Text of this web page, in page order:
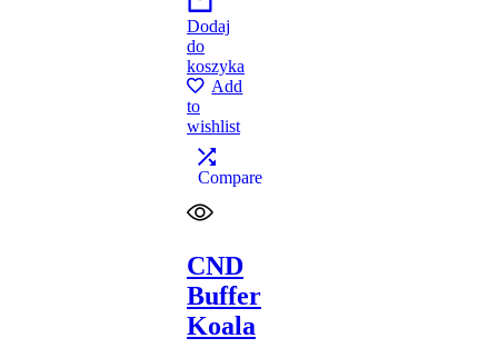
Dodaj
do
koszyka
Add
to
wishlist
Compare
CND
Buffer
Koala